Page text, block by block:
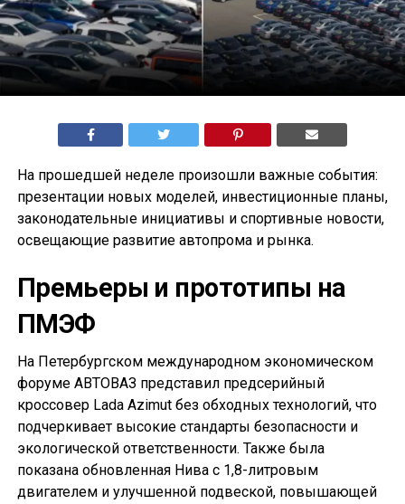
На прошедшей неделе произошли важные события:
презентации новых моделей, инвестиционные планы,
законодательные инициативы и спортивные новости,
освещающие развитие автопрома и рынка.
Премьеры и прототипы на
ПМЭФ
На Петербургском международном экономическом
форуме АВТОВАЗ представил предсерийный
кроссовер Lada Azimut без обходных технологий, что
подчеркивает высокие стандарты безопасности и
экологической ответственности. Также была
показана обновленная Нива с 1,8-литровым
двигателем и улучшенной подвеской, повышающей